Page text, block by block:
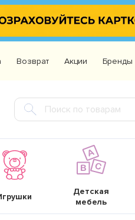
Возврат Акции Бренды
Детская
мебель